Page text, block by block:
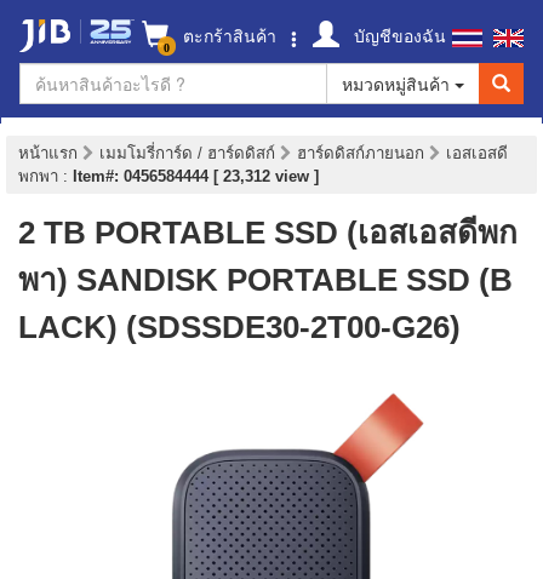
0 ตะกร้าสินค้า
บัญชีของฉัน
หมวดหมู่สินค้า
หน้าแรก เมมโมรี่การ์ด / ฮาร์ดดิสก์ ฮาร์ดดิสก์ภายนอก
เอสเอสดี
พกพา : Item#: 0456584444 [ 23,312 view ]
2 TB PORTABLE SSD (เอสเอสดีพก
พา) SANDISK PORTABLE SSD (B
LACK) (SDSSDE30-2T00-G26)